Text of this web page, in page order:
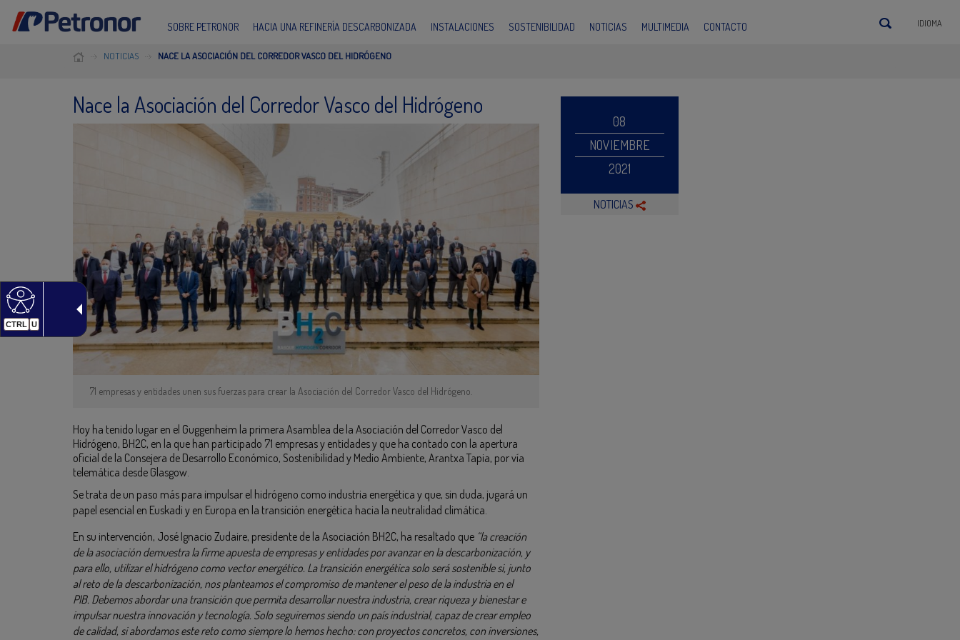
CTRL U
SOBRE PETRONOR HACIA UNA REFINERÍA DESCARBONIZADA INSTALACIONES SOSTENIBILIDAD NOTICIAS MULTIMEDIA CONTACTO IDIOMA
NOTICIAS NACE LA ASOCIACIÓN DEL CORREDOR VASCO DEL HIDRÓGENO
Nace la Asociación del Corredor Vasco del Hidrógeno
71 empresas y entidades unen sus fuerzas para crear la Asociación del Corredor Vasco del Hidrógeno.
Hoy ha tenido lugar en el Guggenheim la primera Asamblea de la Asociación del Corredor Vasco del
Hidrógeno, BH2C, en la que han participado 71 empresas y entidades y que ha contado con la apertura
oficial de la Consejera de Desarrollo Económico, Sostenibilidad y Medio Ambiente, Arantxa Tapia, por vía
telemática desde Glasgow.
Se trata de un paso más para impulsar el hidrógeno como industria energética y que, sin duda, jugará un
papel esencial en Euskadi y en Europa en la transición energética hacia la neutralidad climática.
En su intervención, José Ignacio Zudaire, presidente de la Asociación BH2C, ha resaltado que “la creación
de la asociación demuestra la firme apuesta de empresas y entidades por avanzar en la descarbonización, y
para ello, utilizar el hidrógeno como vector energético. La transición energética solo será sostenible si, junto
al reto de la descarbonización, nos planteamos el compromiso de mantener el peso de la industria en el
PIB. Debemos abordar una transición que permita desarrollar nuestra industria, crear riqueza y bienestar e
impulsar nuestra innovación y tecnología. Solo seguiremos siendo un país industrial, capaz de crear empleo
de calidad, si abordamos este reto como siempre lo hemos hecho: con proyectos concretos, con inversiones,
08
NOVIEMBRE
2021
NOTICIAS